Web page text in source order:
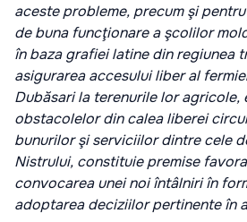
aceste probleme, precum şi
de buna funcţionare a şcolilor
în baza grafiei latine din regiunea
asigurarea accesului liber al
Dubăsari la terenurile lor agricole,
obstacolelor din calea liberei
bunurilor şi serviciilor dintre cele
Nistrului, constituie premise
convocarea unei noi întâlniri în
adoptarea deciziilor pertinente în